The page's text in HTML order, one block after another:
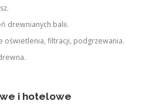
drewnianych balii.
oświetlenia, filtracji, podgrzewania.
i hotelowe